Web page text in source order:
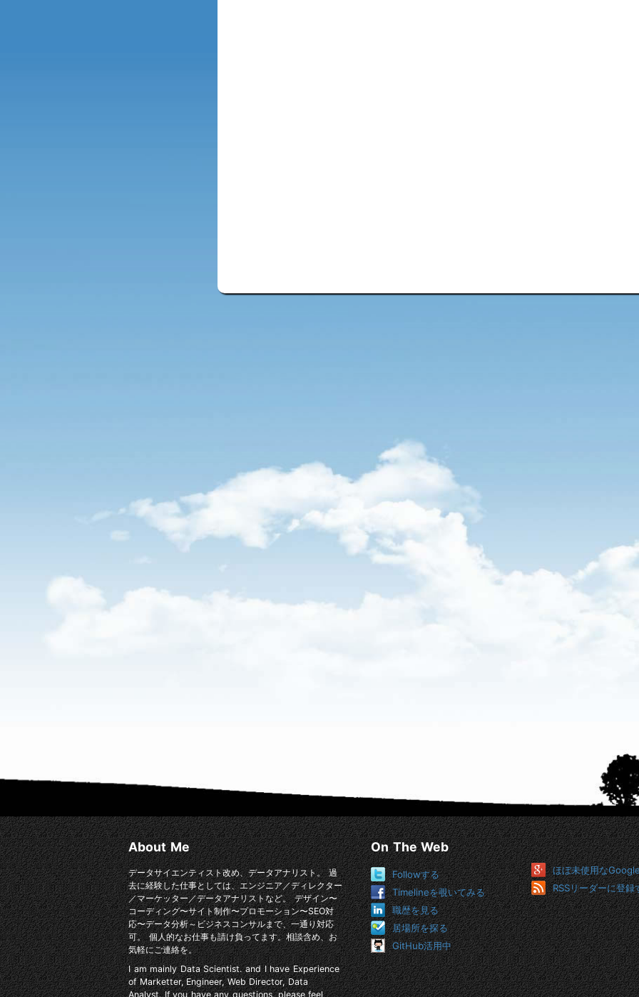
About Me
データサイエンティスト改め、データアナリスト。 過
去に経験した仕事としては、エンジニア／ディレクター
／マーケッター／データアナリストなど。 デザイン〜
コーディング〜サイト制作〜プロモーション〜SEO対
応〜データ分析～ビジネスコンサルまで、一通り対応
可。 個人的なお仕事も請け負ってます。相談含め、お
気軽にご連絡を。
I am mainly Data Scientist. and I have Experience
of Marketter, Engineer, Web Director, Data
Analyst. If you have any questions, please feel
On The Web
Followする
Timelineを覗いてみる
職歴を見る
居場所を探る
GitHub活用中
ほぼ未使用な
RSSリーダーに登録